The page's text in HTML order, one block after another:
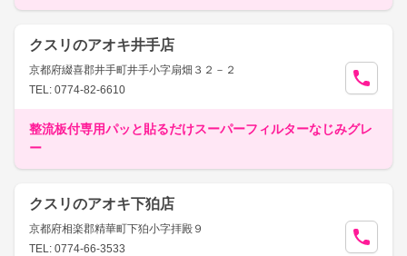
クスリのアオキ井手店
京都府綴喜郡井手町井手小字扇畑３２－２
TEL: 0774-82-6610
整流板付専用パッと貼るだけスーパーフィルターなじみグレ
ー
クスリのアオキ下狛店
京都府相楽郡精華町下狛小字拝殿９
TEL: 0774-66-3533